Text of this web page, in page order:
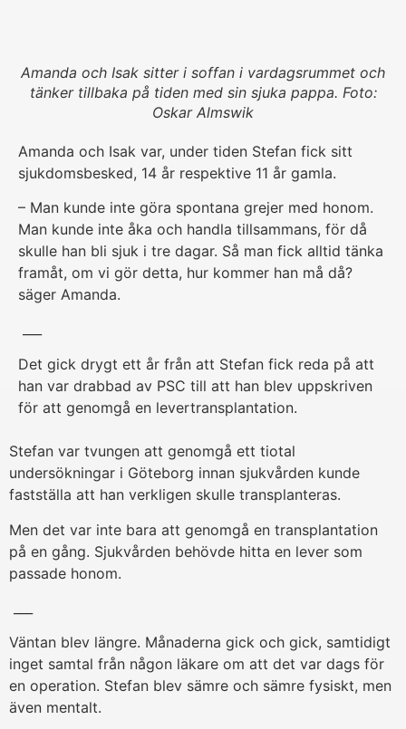
Amanda och Isak sitter i soffan i vardagsrummet och
tänker tillbaka på tiden med sin sjuka pappa. Foto:
Oskar Almswik
Amanda och Isak var, under tiden Stefan fick sitt
sjukdomsbesked, 14 år respektive 11 år gamla.
– Man kunde inte göra spontana grejer med honom.
Man kunde inte åka och handla tillsammans, för då
skulle han bli sjuk i tre dagar. Så man fick alltid tänka
framåt, om vi gör detta, hur kommer han må då?
säger Amanda.
Det gick drygt ett år från att Stefan fick reda på att
han var drabbad av PSC till att han blev uppskriven
för att genomgå en levertransplantation.
Stefan var tvungen att genomgå ett tiotal
undersökningar i Göteborg innan sjukvården kunde
fastställa att han verkligen skulle transplanteras.
Men det var inte bara att genomgå en transplantation
på en gång. Sjukvården behövde hitta en lever som
passade honom.
Väntan blev längre. Månaderna gick och gick, samtidigt
inget samtal från någon läkare om att det var dags för
en operation. Stefan blev sämre och sämre fysiskt, men
även mentalt.